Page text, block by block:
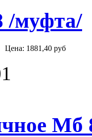
/муфта/
Цена: 1881,40 руб
Мб